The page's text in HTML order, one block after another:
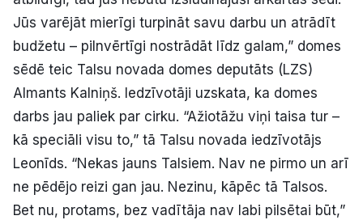
Jūs varējāt mierīgi turpināt savu darbu un atrādīt
budžetu – pilnvērtīgi nostrādāt līdz galam,” domes
sēdē teic Talsu novada domes deputāts (LZS)
Almants Kalniņš. Iedzīvotāji uzskata, ka domes
darbs jau paliek par cirku. “Ažiotāžu viņi taisa tur –
kā speciāli visu to,” tā Talsu novada iedzīvotājs
Leonīds. “Nekas jauns Talsiem. Nav ne pirmo un arī
ne pēdējo reizi gan jau. Nezinu, kāpēc tā Talsos.
Bet nu, protams, bez vadītāja nav labi pilsētai būt,”